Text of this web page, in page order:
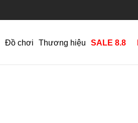
Đồ chơi Thương hiệu SALE 8.8